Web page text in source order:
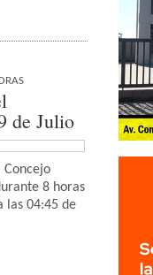
de Julio
Concejo
8 horas
las 04:45 de